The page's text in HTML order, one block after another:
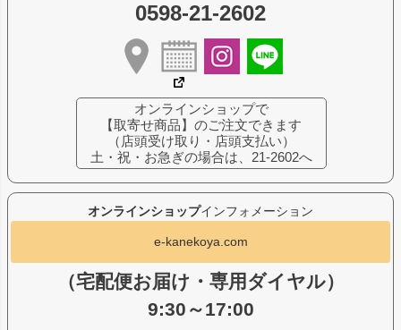
オンラインショップインフォメーション
e-kanekoya.com
（宅配便お届け・専用ダイヤル）
9:30～17:00
0598-21-2602
オンラインショップで
【取寄せ商品】のご注文できます
（店頭受け取り・店頭支払い）
土・祝・お急ぎの場合は、21-2602へ